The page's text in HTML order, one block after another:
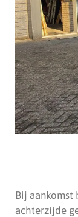
Bij aankomst
achterzijde